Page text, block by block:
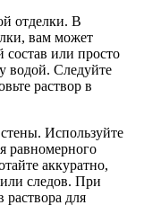
отделки. В
вам может
состав или просто
водой. Следуйте
раствор в
Используйте
равномерного
аккуратно,
следов. При
раствора для